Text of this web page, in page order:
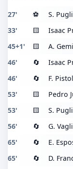
27' ⚽ S.
33' 🟨 Isaac
45+1' 🟨 A.
46' 🔄 Isaac
46' 🔄 F.
53' 🟨 Pedro
53' 🟨 S.
56' 🔄 G.
65' 🔄 E.
65' 🔄 D.